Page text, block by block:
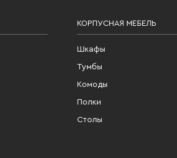
КОРПУСНАЯ МЕБЕЛЬ
Шкафы
Тумбы
Комоды
Полки
Столы